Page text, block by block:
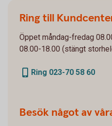
Ring till
Öppet måndag-fredag
08.00-18.00 (stängt
Ring 023-70 58 60
Besök något av